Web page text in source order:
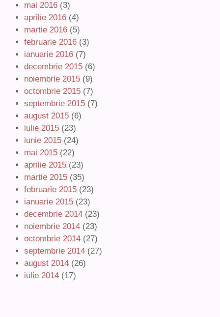
mai 2016 (3)
aprilie 2016 (4)
martie 2016 (5)
februarie 2016 (3)
ianuarie 2016 (7)
decembrie 2015 (6)
noiembrie 2015 (9)
octombrie 2015 (7)
septembrie 2015 (7)
august 2015 (6)
iulie 2015 (23)
iunie 2015 (24)
mai 2015 (22)
aprilie 2015 (23)
martie 2015 (35)
februarie 2015 (23)
ianuarie 2015 (23)
decembrie 2014 (23)
noiembrie 2014 (23)
octombrie 2014 (27)
septembrie 2014 (27)
august 2014 (26)
iulie 2014 (17)